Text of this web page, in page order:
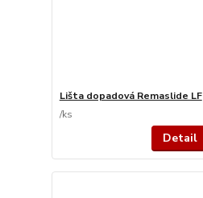
Lišta dopadová Remaslide LF
/ks
Detail